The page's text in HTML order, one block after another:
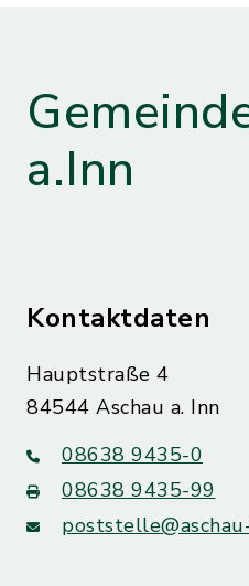
a.Inn
Kontaktdaten
Hauptstraße 4
84544 Aschau a. Inn
08638 9435-0
08638 9435-99